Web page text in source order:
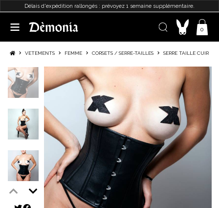
Délais d'expédition rallongés : prévoyez 1 semaine supplémentaire.
0
VETEMENTS FEMME CORSETS / SERRE-TAILLES SERRE TAILLE CUIR